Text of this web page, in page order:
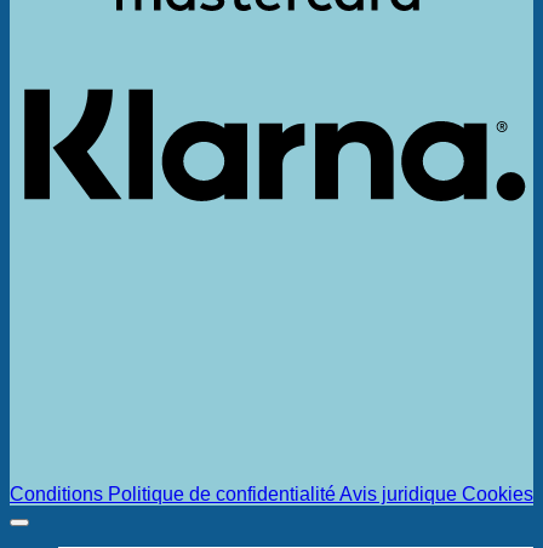
Conditions Politique de confidentialitéAvis juridique Cookies